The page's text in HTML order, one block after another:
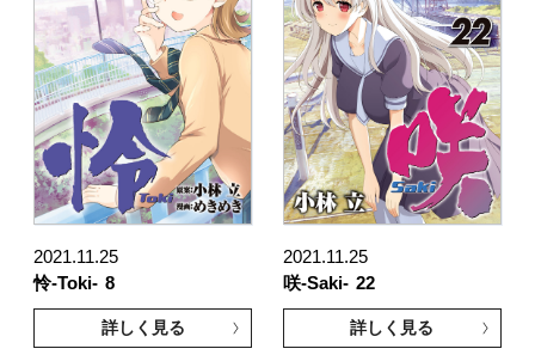
2021.11.25
怜-Toki- 8
詳しく見る
2021.11.25
咲-Saki- 22
詳しく見る